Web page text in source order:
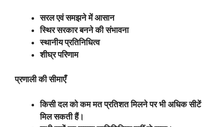
सरल एवं समझने में आसान
स्थिर सरकार बनने की संभावना
स्थानीय प्रतिनिधित्व
शीघ्र परिणाम
प्रणाली की सीमाएँ
किसी दल को कम मत प्रतिशत मिलने पर भी अधिक सीटें
मिल सकती हैं।